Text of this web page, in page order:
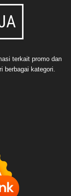
terkait promo dan
berbagai kategori.